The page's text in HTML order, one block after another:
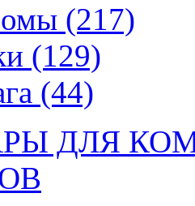
(217)
(129)
(44)
ДЛЯ